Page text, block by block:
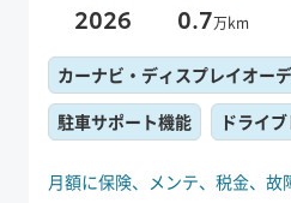
2026 0.7万km
月額に保険、 メンテ、 税金、 故
カーナビ・ディスプレイオー
駐車サポート機能
ドライ